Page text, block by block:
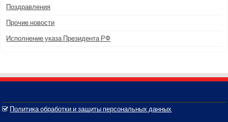
Поздравления
Прочие новости
Исполнение указа Президента РФ
Политика обработки и защиты персональных данных